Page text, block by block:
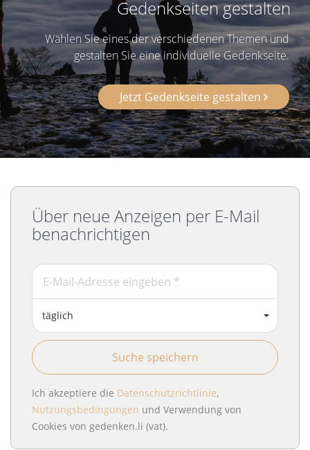
Gedenkseiten gestalten
Wählen Sie eines der verschiedenen Themen und
gestalten Sie eine individuelle Gedenkseite.
Jetzt Gedenkseite gestalten
Über neue Anzeigen per E-Mail
benachrichtigen
täglich
Suche speichern
Ich akzeptiere die Datenschutzrichtlinie,
Nutzungsbedingungen und Verwendung von
Cookies von gedenken.li (vat).